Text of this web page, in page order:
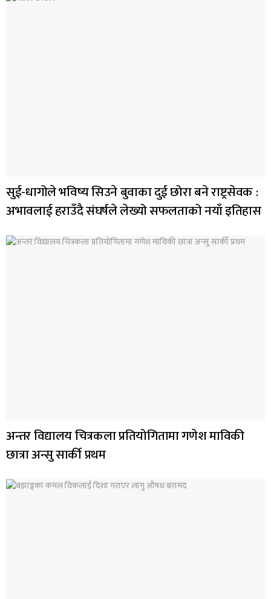
सुई-धागोले भविष्य सिउने बुवाका दुई छोरा बने राष्ट्रसेवक :
अभावलाई हराउँदै संघर्षले लेख्यो सफलताको नयाँ इतिहास
अन्तर विद्यालय चित्रकला प्रतियोगितामा गणेश माविकी
छात्रा अन्सु सार्की प्रथम